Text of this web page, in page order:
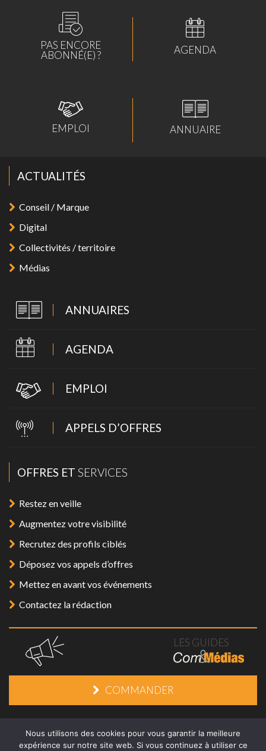
PAS ENCORE
ABONNÉ(E) ?
AGENDA
EMPLOI ANNUAIRE
ACTUALITÉS
Conseil / Marque
Digital
Collectivités / territoire
Médias
ANNUAIRES
AGENDA
EMPLOI
APPELS D’OFFRES
OFFRES ET SERVICES
Restez en veille
Augmentez votre visibilité
Recrutez des profils ciblés
Déposez vos appels d’offres
Mettez en avant vos événements
Contactez la rédaction
LES GUIDES
COMMANDER
Mentions légales / Plan du site Contact
Nous utilisons des cookies pour vous garantir la meilleure
expérience sur notre site web. Si vous continuez à utiliser ce